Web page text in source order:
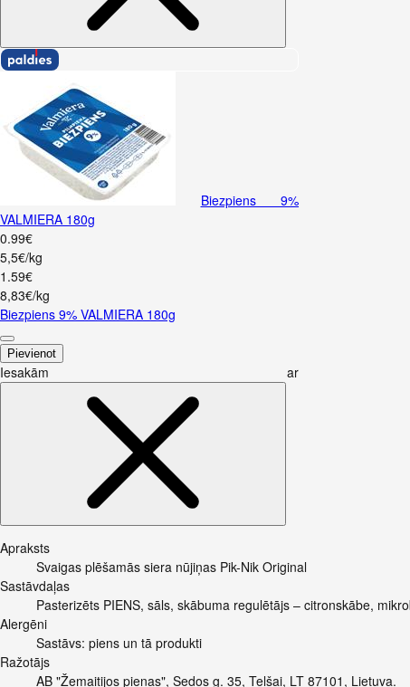
Biezpiens 9%
VALMIERA 180g
0.99€
5,5€/kg
1 .59€
8,83€/kg
Biezpiens 9% VALMIERA 180g
Pievienot
Iesakām ar
Apraksts
Svaigas plēšamās siera nūjiņas Pik-Nik Original
Sastāvdaļas
Pasterizēts PIENS, sāls, skābuma regulētājs – citronskābe,
Alergēni
Sastāvs: piens un tā produkti
Ražotājs
AB "Žemaitijos pienas", Sedos g. 35, Telšai, LT 87101, Lietuva.